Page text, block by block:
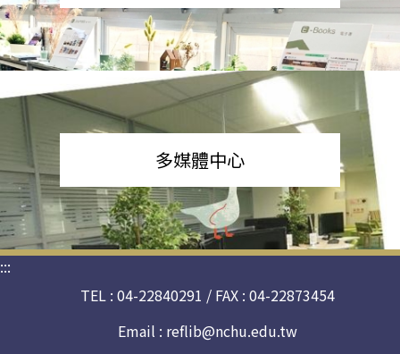
多媒體中心
:::
TEL : 04-22840291 / FAX : 04-22873454
Email : reflib@nchu.edu.tw